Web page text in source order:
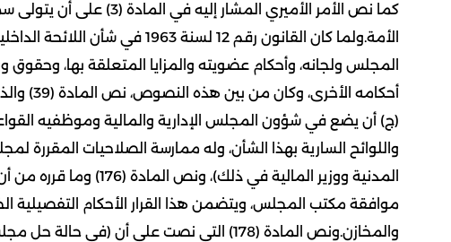
كما نص الأمر الأميري
الأمة.ولما كان القانون رقم 12
المجلس ولجانه، وأحكام عضويته والمزايا المتعلقة بها،
أحكامه
(ج) أن يضع في شؤون المجلس الإدارية والمالية وموظفيه
واللوائح السارية بهذا الشأن، وله ممارسة الصلاحيات المقررة
المدنية ووزير المالية
موافقة مكتب المجلس، ويتضمن هذا القرار الأحكام التفصيلية
والمخازن.ونص المادة (178) التي نصت على أن (في حالة حل مجلس الأمة تلحق الأمانة العامة برئاسة مجلس الوزراء).